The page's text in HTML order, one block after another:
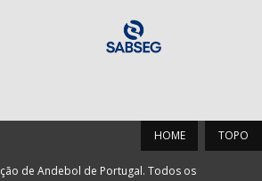
TOPO
HOME
de Andebol de Portugal. Todos os